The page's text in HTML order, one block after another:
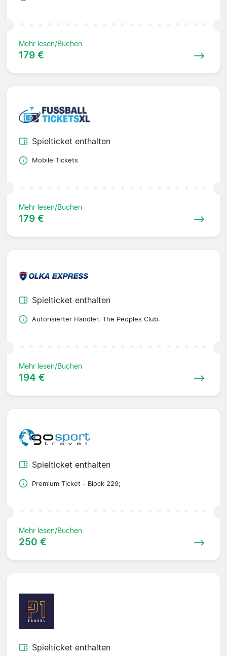
Mehr lesen/Buchen
179 €
Spielticket enthalten
Mobile Tickets
Mehr lesen/Buchen
179 €
Spielticket enthalten
Autorisierter Händler. The Peoples Club.
Mehr lesen/Buchen
194 €
Spielticket enthalten
Premium Ticket - Block 229;
Mehr lesen/Buchen
250 €
Spielticket enthalten